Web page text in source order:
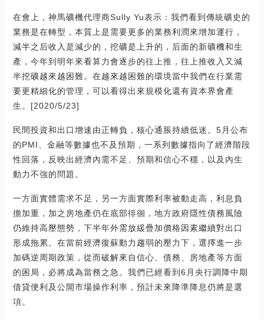
在會上，神馬礦機代理商Sully Yu表示：我們看到傳統礦史的
業務是在轉型，本質上是需要更多的業務利潤來增加運行，
減半之后收入是減少的，挖礦是上升的，后面的新礦機和生
產，今年到明年來看算力會逐步的往上推，往上推收入又減
半挖礦越來越困難。在越來越困難的環境當中我們在行業需
要更精細化的管理，可以看得出來規模化還有資本界會產
生。[2020/5/23]
民間投資和出口增速由正轉負，核心通脹持續低迷。5月公布
的PMI、金融等數據也不及預期，一系列數據指向了經濟階段
性回落，反映出經濟內需不足、預期和信心不穩，以及內生
動力不強的問題。
一方面實體需求不足，另一方面實際利率被動走高，利息負
擔加重，加之房地產仍在底部徘徊，地方政府隱性債務風險
仍維持高壓態勢，下半年外需放緩疊加價格因素繼續對出口
形成拖累。在當前經濟復蘇動力趨弱的壓力下，選擇進一步
加碼逆周期政策，從而破解來自信心、債務、房地產等方面
的困局，必將成為當務之急。我們已經看到6月央行調降中期
借貸便利及公開市場操作利率，預計未來降準降息仍將是選
項。